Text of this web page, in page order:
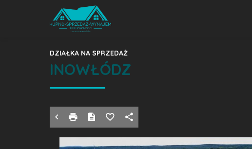
INOWŁÓDZ
DZIAŁKA NA SPRZEDAŻ